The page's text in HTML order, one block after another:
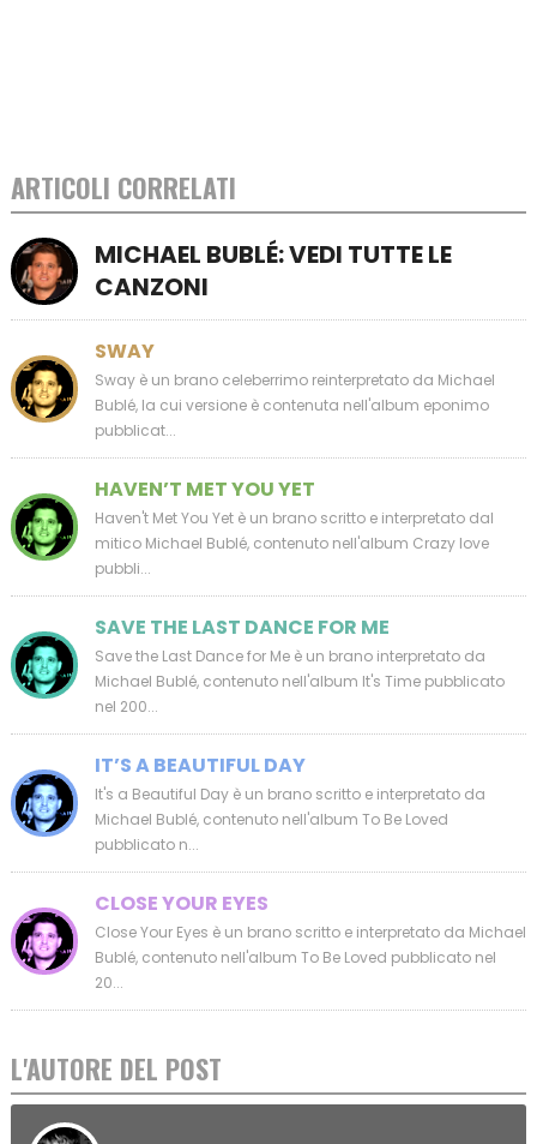
ARTICOLI CORRELATI
MICHAEL BUBLÉ: VEDI TUTTE LE
CANZONI
SWAY
Sway è un brano celeberrimo reinterpretato da Michael
Bublé, la cui versione è contenuta nell'album eponimo
pubblicat...
HAVEN’T MET YOU YET
Haven't Met You Yet è un brano scritto e interpretato dal
mitico Michael Bublé, contenuto nell'album Crazy love
pubbli...
SAVE THE LAST DANCE FOR ME
Save the Last Dance for Me è un brano interpretato da
Michael Bublé, contenuto nell'album It's Time pubblicato
nel 200...
IT’S A BEAUTIFUL DAY
It's a Beautiful Day è un brano scritto e interpretato da
Michael Bublé, contenuto nell'album To Be Loved
pubblicato n...
CLOSE YOUR EYES
Close Your Eyes è un brano scritto e interpretato da Michael
Bublé, contenuto nell'album To Be Loved pubblicato nel
20...
L'AUTORE DEL POST